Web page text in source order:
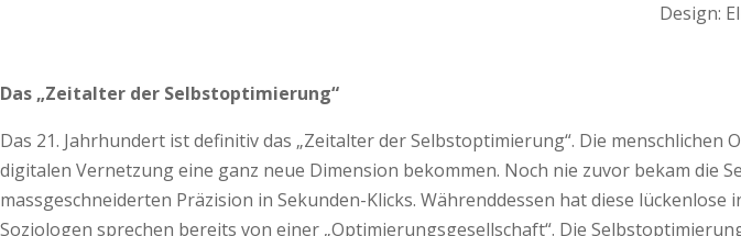
Design:
Das „Zeitalter der Selbstoptimierung“
Das 21. Jahrhundert ist definitiv das „Zeitalter der Selbst­optimierung“. Die
digitalen Vernetzung eine ganz neue Dimension bekommen. Noch nie zuvor bekam
massgeschneiderten Präzision in Sekunden-Klicks. Währenddessen hat diese
Soziologen sprechen bereits von einer „Optimierungsgesellschaft“. Die